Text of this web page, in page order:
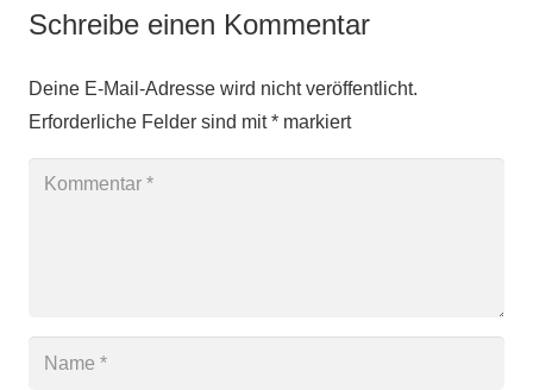
Schreibe einen Kommentar
Deine E-Mail-Adresse wird nicht veröffentlicht.
Erforderliche Felder sind mit* markiert